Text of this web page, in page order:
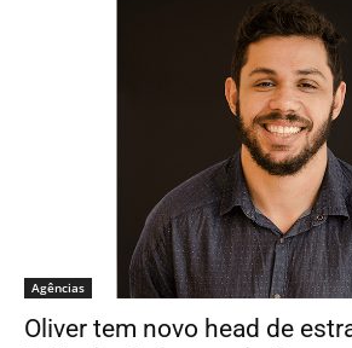
Agências
Oliver tem novo head de